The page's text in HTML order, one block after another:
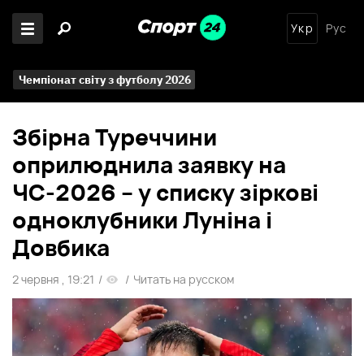
Укр Рус
Чемпіонат світу з футболу 2026
Збірна Туреччини
оприлюднила заявку на
ЧС-2026 – у списку зіркові
одноклубники Луніна і
Довбика
2 червня , 19:21 / / Читать на русском